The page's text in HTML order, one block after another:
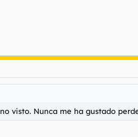
visto. Nunca me ha gustado